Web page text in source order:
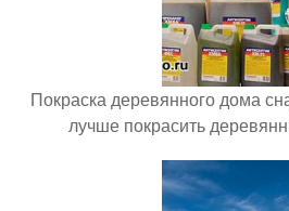
Покраска деревянного дома
лучше покрасить